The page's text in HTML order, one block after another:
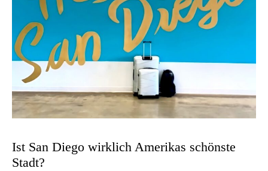
Ist San Diego wirklich Amerikas schönste
Stadt?